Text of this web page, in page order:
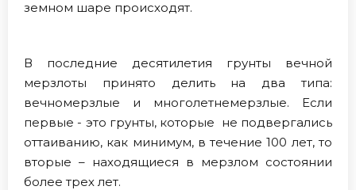
земном шаре происходят.
В последние десятилетия грунты вечной
мерзлоты принято делить на два типа:
вечномерзлые и многолетнемерзлые. Если
первые - это грунты, которые не подвергались
оттаиванию, как минимум, в течение 100 лет, то
вторые – находящиеся в мерзлом состоянии
более трех лет.